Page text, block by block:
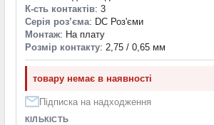
К-сть контактів: 3
Серія роз’єма: DC Роз'єми
Монтаж: На плату
Розмір контакту: 2,75 / 0,65 мм
товару немає в наявності
Підписка на надходження
КІЛЬКІСТЬ